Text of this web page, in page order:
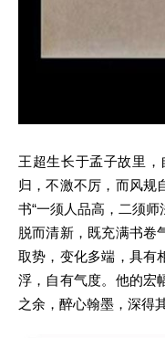
王超生长于孟子故里
归，不激不厉，而风规
书“一须人品高，二须
脱而清新，既充满书卷
取势，变化多端，具有
浮，自有气度。他的宏
之余，醉心翰墨，深得